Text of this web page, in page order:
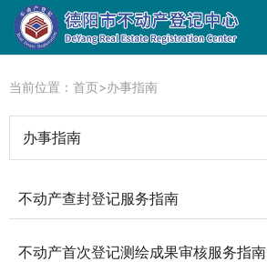
当前位置： 首页>办事指南
办事指南
不动产查封登记服务指南
不动产首次登记测绘成果审核服务指南